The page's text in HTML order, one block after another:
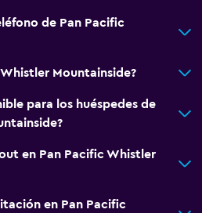
de Pan Pacific
Mountainside?
para los huéspedes de
en Pan Pacific Whistler
en Pan Pacific